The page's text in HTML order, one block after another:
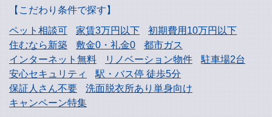
【こだわり条件で探す】
ペット相談可
家賃3万円以下
初期費用10万円以下
住むなら新築
敷金0・礼金0
都市ガス
インターネット無料
リノベーション物件
駐車場2台
安心セキュリティ
駅・バス停 徒歩5分
保証人さん不要
洗面脱衣所あり単身向け
キャンペーン特集